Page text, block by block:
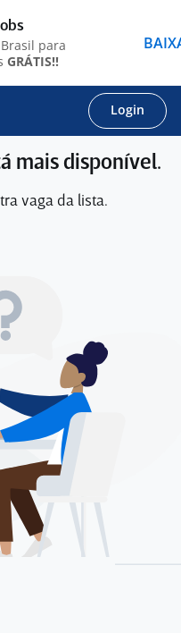
Login
mais disponível.
vaga da lista.
para
GRÁTIS!!